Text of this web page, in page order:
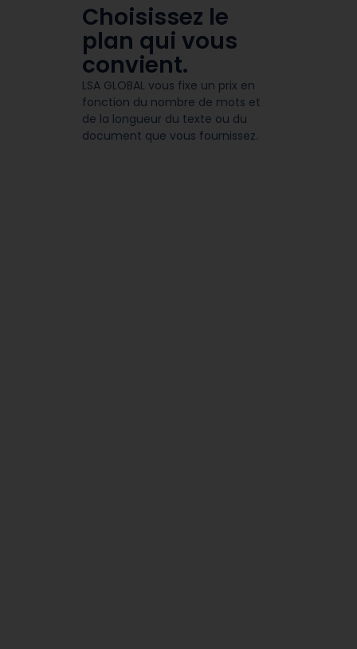
Choisissez le
plan qui vous
convient.
LSA GLOBAL vous fixe un prix en
fonction du nombre de mots et
de la longueur du texte ou du
document que vous fournissez.